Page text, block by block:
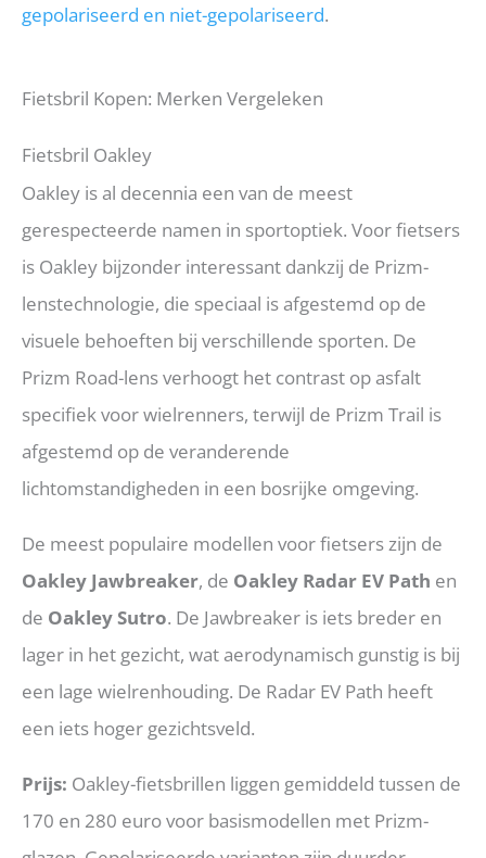
gepolariseerd en niet-gepolariseerd.
Fietsbril Kopen: Merken Vergeleken
Fietsbril Oakley
Oakley is al decennia een van de meest
gerespecteerde namen in sportoptiek. Voor fietsers
is Oakley bijzonder interessant dankzij de Prizm-
lenstechnologie, die speciaal is afgestemd op de
visuele behoeften bij verschillende sporten. De
Prizm Road-lens verhoogt het contrast op asfalt
specifiek voor wielrenners, terwijl de Prizm Trail is
afgestemd op de veranderende
lichtomstandigheden in een bosrijke omgeving.
De meest populaire modellen voor fietsers zijn de
Oakley Jawbreaker, de Oakley Radar EV Path en
de Oakley Sutro. De Jawbreaker is iets breder en
lager in het gezicht, wat aerodynamisch gunstig is bij
een lage wielrenhouding. De Radar EV Path heeft
een iets hoger gezichtsveld.
Prijs: Oakley-fietsbrillen liggen gemiddeld tussen de
170 en 280 euro voor basismodellen met Prizm-